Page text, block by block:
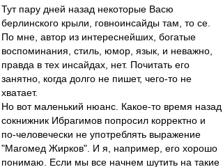
Тут пару дней назад некоторые Васю
берлинского крыли, говноинсайды там, то се.
По мне, автор из интереснейших, богатые
воспоминания, стиль, юмор, язык, и неважно,
правда в тех инсайдах, нет. Почитать его
занятно, когда долго не пишет, чего-то не
хватает.
Но вот маленький нюанс. Какое-то время назад
сокнижник Ибрагимов попросил корректно и
по-человечески не употреблять выражение
"Магомед Жирков". И я, например, его хорошо
понимаю. Если мы все начнем шутить на такие